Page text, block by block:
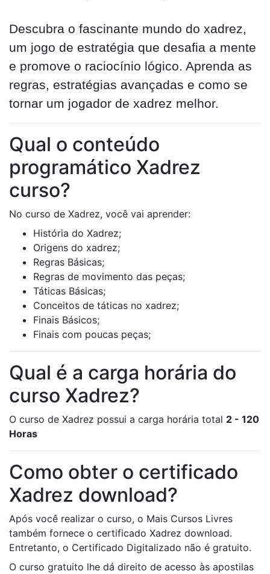
Descubra o fascinante mundo do xadrez,
um jogo de estratégia que desafia a mente
e promove o raciocínio lógico. Aprenda as
regras, estratégias avançadas e como se
tornar um jogador de xadrez melhor.
Qual o conteúdo
programático Xadrez
curso?
No curso de Xadrez, você vai aprender:
História do Xadrez;
Origens do xadrez;
Regras Básicas;
Regras de movimento das peças;
Táticas Básicas;
Conceitos de táticas no xadrez;
Finais Básicos;
Finais com poucas peças;
Qual é a carga horária do
curso Xadrez?
O curso de Xadrez possui a carga horária total 2 - 120
Horas
Como obter o certificado
Xadrez download?
Após você realizar o curso, o Mais Cursos Livres
também fornece o certificado Xadrez download.
Entretanto, o Certificado Digitalizado não é gratuito.
O curso gratuito lhe dá direito de acesso às apostilas